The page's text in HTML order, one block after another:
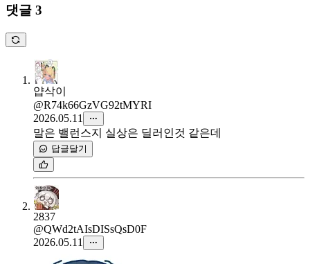
댓글 3
얍삭이
@R74k66GzVG92tMYRI
2026.05.11
말은 밸런스지 실상은 딜러인것 같은데
답글달기
2837
@QWd2tAIsDISsQsD0F
2026.05.11